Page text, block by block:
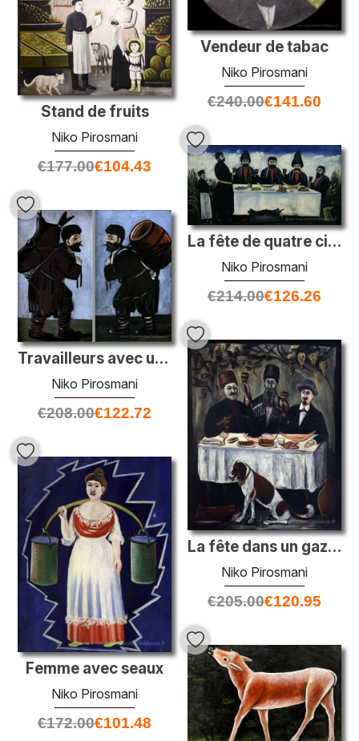
Vendeur de tabac
Niko Pirosmani
€240.00€141.60
Stand de fruits
Niko Pirosmani
€177.00€104.43
La fête de quatre citoyens
Niko Pirosmani
€214.00€126.26
Travailleurs avec un baril (diptyque)
Niko Pirosmani
€208.00€122.72
La fête dans un gazebo de raisin
Niko Pirosmani
€205.00€120.95
Femme avec seaux
Niko Pirosmani
€172.00€101.48